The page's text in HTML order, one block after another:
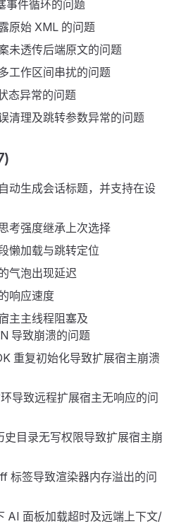
事件循环的问题
原始 XML 的问题
未透传后端原文的问题
工作区间串扰的问题
态异常的问题
清理及跳转参数异常的问题
动生成会话标题，并支持在设
考强度继承上次选择
懒加载与跳转定位
气泡出现延迟
响应速度
主主线程阻塞及
导致崩溃的问题
重复初始化导致扩展宿主崩溃
导致远程扩展宿主无响应的问
目录无写权限导致扩展宿主崩
标签导致渲染器内存溢出的问
AI 面板加载超时及远端上下文/